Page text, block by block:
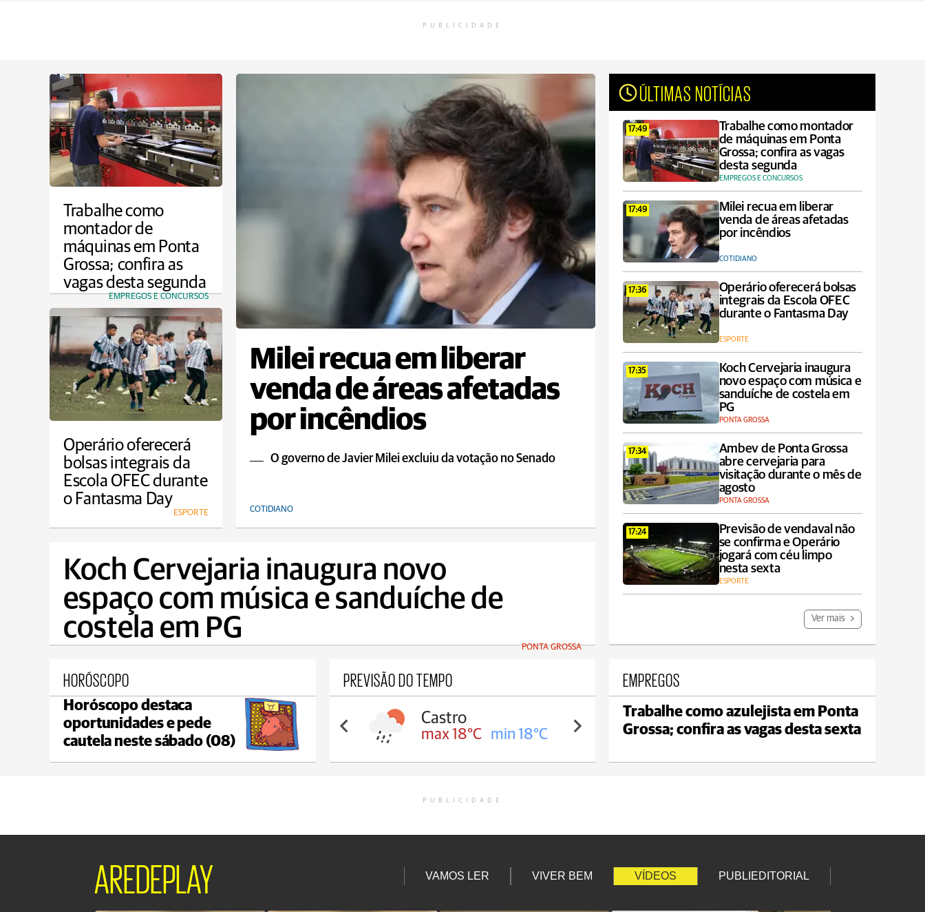
PUBLICIDADE
Trabalhe como
montador de
máquinas em Ponta
Grossa; confira as
vagas desta segunda
EMPREGOS E CONCURSOS
Milei recua em liberar
venda de áreas afetadas
por incêndios
O governo de Javier Milei excluiu da votação no Senado
COTIDIANO
ÚLTIMAS NOTÍCIAS
17:49
Trabalhe como montador
de máquinas em Ponta
Grossa; confira as vagas
desta segunda
EMPREGOS E CONCURSOS
17:49
Milei recua em liberar
venda de áreas afetadas
por incêndios
COTIDIANO
17:36
Operário oferecerá bolsas
integrais da Escola OFEC
durante o Fantasma Day
ESPORTE
17:35
Koch Cervejaria inaugura
novo espaço com música e
sanduíche de costela em
PG
PONTA GROSSA
17:34
Ambev de Ponta Grossa
abre cervejaria para
visitação durante o mês de
agosto
PONTA GROSSA
17:24
Previsão de vendaval não
se confirma e Operário
jogará com céu limpo
nesta sexta
ESPORTE
Ver mais
Operário oferecerá
bolsas integrais da
Escola OFEC durante
o Fantasma Day
ESPORTE
Koch Cervejaria inaugura novo
espaço com música e sanduíche de
costela em PG
PONTA GROSSA
HORÓSCOPO
Horóscopo destaca
oportunidades e pede
cautela neste sábado (08)
PREVISÃO DO TEMPO
Castro
max 18°C min 18°C
Carambeí
max 18°C min 17°C
Jaguariaíva
max 19°C min 18°C
EMPREGOS
Trabalhe como azulejista em Ponta
Grossa; confira as vagas desta sexta
PUBLICIDADE
AREDEPLAY VAMOS LER VIVER BEM VÍDEOS PUBLIEDITORIAL